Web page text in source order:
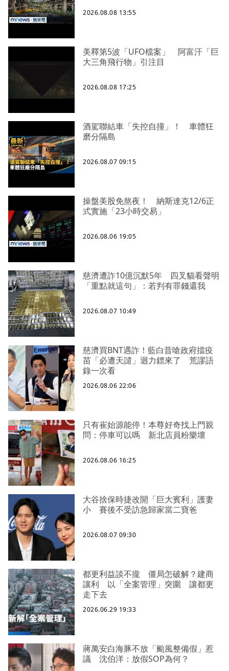
2026.08.08 13:55
美釋第5波「UFO檔案」 阿富汗「巨
大三角飛行物」引注目
2026.08.08 17:25
酒駕聯結車「失控自撞」！ 車體狂
磨分隔島
2026.08.07 09:15
操盤美股免熬夜！ 納斯達克12/6正
式實施「23小時交易」
2026.08.06 19:05
慈濟遭詐10億沉默5年 四叉貓看聲明
「重點就這句」：若判有罪錢還我
2026.08.07 10:49
慈濟買BNT遇詐！藍白昔嗆政府擋疫
苗「必遭天譴」迴力鏢來了 荒謬語
錄一次看
2026.08.06 22:06
只有崔始源能停！本尊好奇找上門親
問：停車可以嗎 新北店員粉樂壞
2026.08.06 16:25
大谷捨保時捷改開「巨大賓利」護妻
小 賽後不受訪急歸家當二寶爸
2026.08.07 09:30
都更利益談不攏 僵局怎破解？建商
讓利 以「全案管理」突圍 讓都更
走下去
2026.06.29 19:33
蔣萬安白海豚不放「颱風整備假」惹
議 沈伯洋：放假SOP為何？